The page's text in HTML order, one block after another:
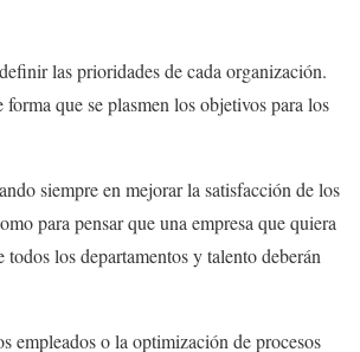
las prioridades de cada organización.
que se plasmen los objetivos para los
siempre en mejorar la satisfacción de los
para pensar que una empresa que quiera
los departamentos y talento deberán
empleados o la optimización de procesos